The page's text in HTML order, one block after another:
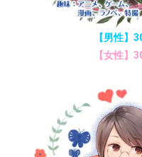
【男性】
【女性】